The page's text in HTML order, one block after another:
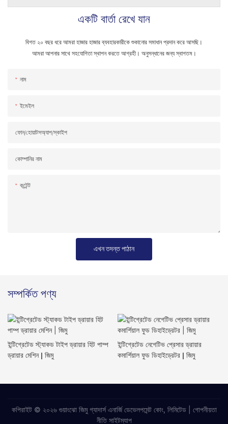
একটি বার্তা রেখে যান
বিগত ২০ বছর ধরে আমরা হাজার হাজার ব্যবহারকারীকে শুকানোর সমাধান প্রদান করে আসছি।
আমরা আপনার সাথে সহযোগিতা স্থাপন করতে আগ্রহী। অনুসন্ধানের জন্য স্বাগতম।
নাম
ইমেইল
ফোন/হোয়াটসঅ্যাপ/স্কাইপ
কোম্পানির নাম
কন্টেন্ট
এখন তদন্ত পাঠান
সম্পর্কিত পণ্য
ইন্টিগ্রেটেড স্ট্যাকড টাইপ ড্রায়ার হিট পাম্প
ড্রায়ার মেশিন | জিমু
ইন্টিগ্রেটেড নেগেটিভ প্রেসার ড্রায়ার
কমার্শিয়াল ফুড ডিহাইড্রেটর | জিমু
কপিরাইট © ২০২৬ গুয়াংঝো জিমু গ্যাদার্স এনার্জি ডেভেলপমেন্ট কোং, লিমিটেড |
গোপনীয়তা
নীতিসাইটম্যাপ